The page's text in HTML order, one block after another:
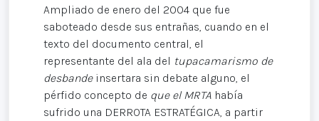
Ampliado de enero del 2004 que fue
saboteado desde sus entrañas, cuando en el
texto del documento central, el
representante del ala del tupacamarismo de
desbandeinsertara sin debate alguno, el
pérfido concepto de que el MRTA había
sufrido una DERROTA ESTRATÉGICA, a partir